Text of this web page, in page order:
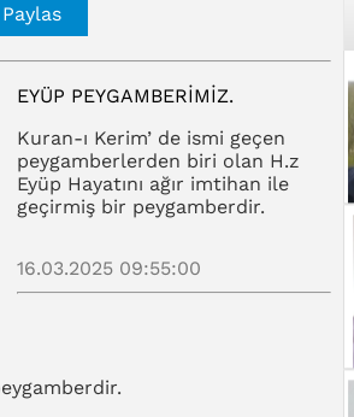
Paylas
EYÜP PEYGAMBERİMİZ.
Kuran-ı Kerim’ de ismi geçen
peygamberlerden biri olan H.z
Eyüp Hayatını ağır imtihan ile
geçirmiş bir peygamberdir.
16.03.2025 09:55:00